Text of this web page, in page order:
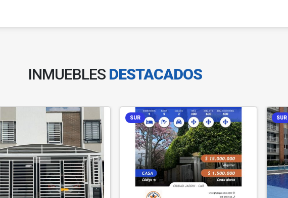
INMUEBLES DESTACADOS
SUR SUR